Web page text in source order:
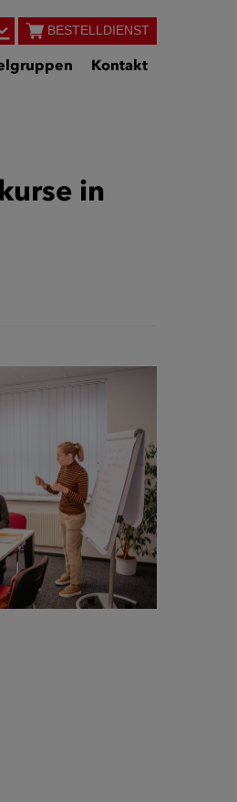
BESTELLDIENST
Kontakt
in